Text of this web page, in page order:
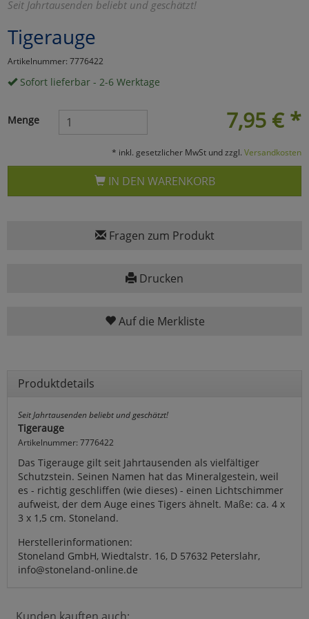
Seit Jahrtausenden beliebt und geschätzt!
Tigerauge
Artikelnummer: 7776422
Sofort lieferbar - 2-6 Werktage
7,95 € *
Menge
* inkl. gesetzlicher MwSt und zzgl. Versandkosten
IN DEN WARENKORB
Fragen zum Produkt
Drucken
Auf die Merkliste
Produktdetails
Seit Jahrtausenden beliebt und geschätzt!
Tigerauge
Artikelnummer: 7776422
Das Tigerauge gilt seit Jahrtausenden als vielfältiger
Schutzstein. Seinen Namen hat das Mineralgestein, weil
es - richtig geschliffen (wie dieses) - einen Lichtschimmer
aufweist, der dem Auge eines Tigers ähnelt. Maße: ca. 4 x
3 x 1,5 cm. Stoneland.
Herstellerinformationen:
Stoneland GmbH, Wiedtalstr. 16, D 57632 Peterslahr,
info@stoneland-online.de
Umfragetools
Cookies
Cookies
Einstellungen speichern
zurückzu Haupptseite